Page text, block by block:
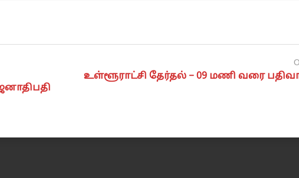
உள்ளூராட்சி தேர்தல் – 09 மணி வரை